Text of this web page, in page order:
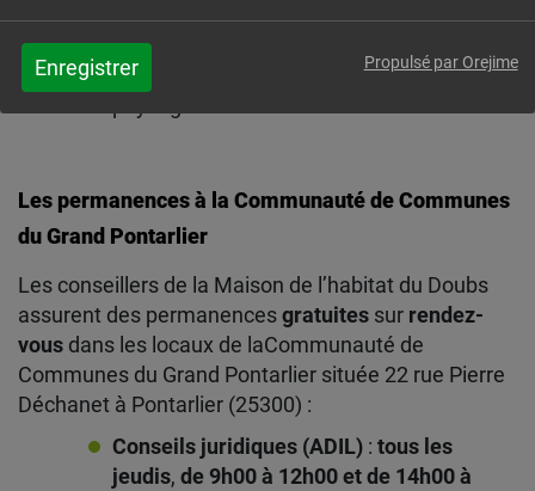
Enregistrer Propulsé par Orejime
vie et leurs moyens, grâce à leur expertise
poussée en architecture, rénovation
énergétique, urbanisme et aménagement
Les permanences à la Communauté de Communes
du Grand Pontarlier
Les conseillers de la Maison de l’habitat du Doubs
assurent des permanencesgratuites sur rendez-
vous dans les locaux de laCommunauté de
Communes du Grand Pontarlier située 22 rue Pierre
Déchanet à Pontarlier (25300) :
Conseils juridiques (ADIL) : tous les
jeudis, de 9h00 à 12h00 et de 14h00 à